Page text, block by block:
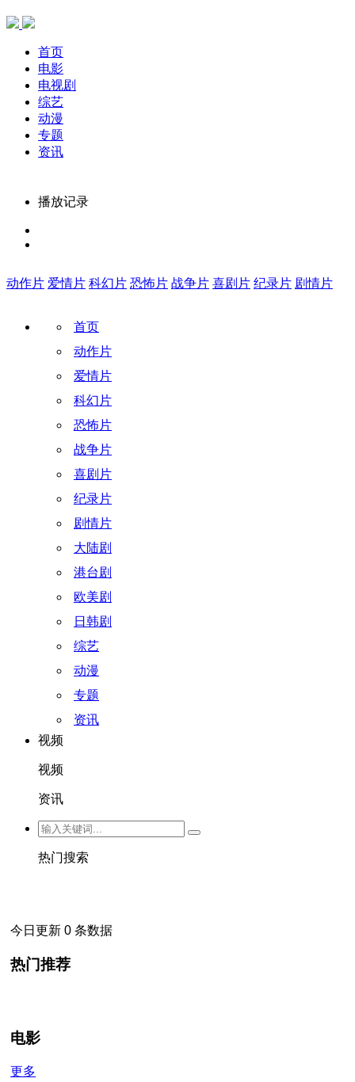
首页
电影
电视剧
综艺
动漫
专题
资讯
播放记录
动作片 爱情片 科幻片 恐怖片 战争片 喜剧片 纪录片 剧情片
首页
动作片
爱情片
科幻片
恐怖片
战争片
喜剧片
纪录片
剧情片
大陆剧
港台剧
欧美剧
日韩剧
综艺
动漫
专题
资讯
视频
视频
资讯
热门搜索
今日更新 0 条数据
热门推荐
电影
更多